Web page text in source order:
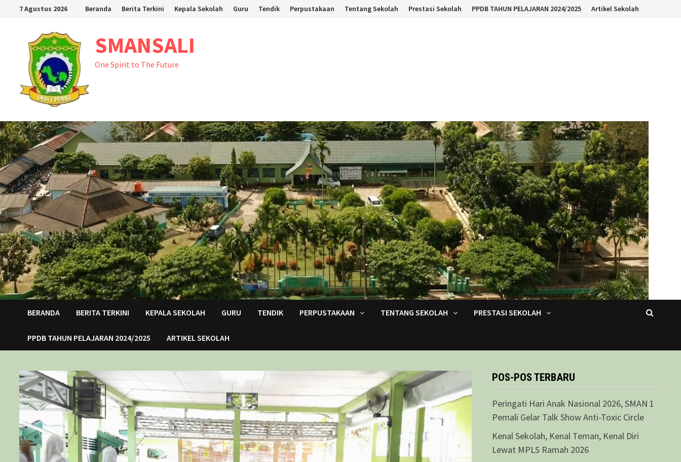
7 Agustus 2026 Beranda Berita Terkini Kepala Sekolah Guru Tendik Perpustakaan Tentang Sekolah Prestasi Sekolah PPDB TAHUN PELAJARAN 2024/2025 Artikel Sekolah
SMANSALI
One Spirit to The Future
BERANDA BERITA TERKINI KEPALA SEKOLAH GURU TENDIK PERPUSTAKAAN TENTANG SEKOLAH PRESTASI SEKOLAH
PPDB TAHUN PELAJARAN 2024/2025 ARTIKEL SEKOLAH
POS-POS TERBARU
Peringati Hari Anak Nasional 2026, SMAN 1
Pemali Gelar Talk Show Anti-Toxic Circle
Kenal Sekolah, Kenal Teman, Kenal Diri
Lewat MPLS Ramah 2026